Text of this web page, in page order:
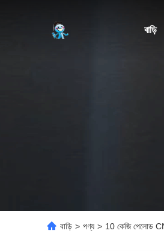
বাড়ি
বাড়ি > পণ্য > 10 কেজি পেলোড